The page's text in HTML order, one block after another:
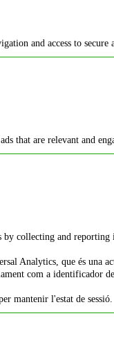
and access to
that are relevant and
collecting and reporting
Analytics, que és
com a identificador
mantenir l'estat de sessió.